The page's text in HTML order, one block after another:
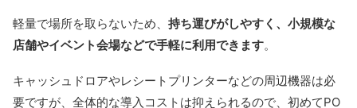
軽量で場所を取らないため、 持ち運びがしやすく、小規模な
店舗やイベント会場などで手軽に利用できます。
キャッシュドロアやレシートプリンターなどの周辺機器は必
要ですが、全体的な導入コストは抑えられるので、初めてPO